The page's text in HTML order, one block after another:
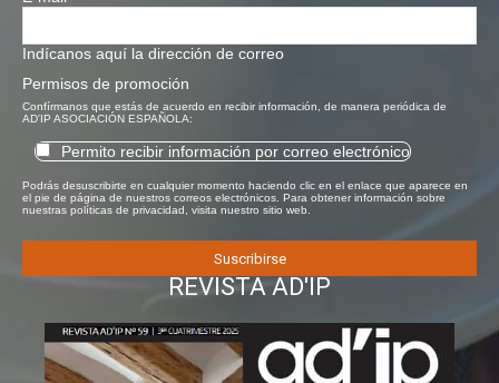
Indícanos aquí la dirección de correo
Permisos de promoción
Confírmanos que estás de acuerdo en recibir información, de manera periódica de
AD'IP ASOCIACIÓN ESPAÑOLA:
Permito recibir información por correo electrónico
Podrás desuscribirte en cualquier momento haciendo clic en el enlace que aparece en
el pie de página de nuestros correos electrónicos. Para obtener información sobre
nuestras políticas de privacidad, visita nuestro sitio web.
REVISTA AD'IP